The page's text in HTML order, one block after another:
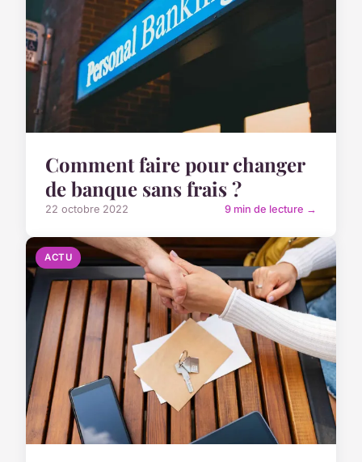
Comment faire pour changer
de banque sans frais ?
22 octobre 2022 9 min de lecture →
ACTU